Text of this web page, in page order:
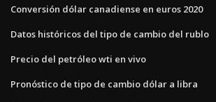
Conversión dólar canadiense en euros 2020
Datos históricos del tipo de cambio del rublo
Precio del petróleo wti en vivo
Pronóstico de tipo de cambio dólar a libra